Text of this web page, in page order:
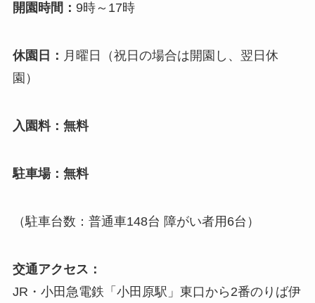
開園時間： 9時～17時
休園日： 月曜日（祝日の場合は開園し、翌日休
園）
入園料：無料
駐車場：無料
（駐車台数：普通車148台 障がい者用6台）
交通アクセス：
JR・小田急電鉄「小田原駅」東口から2番のりば伊